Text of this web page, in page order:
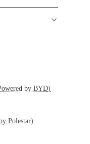
by BYD)
Polestar)